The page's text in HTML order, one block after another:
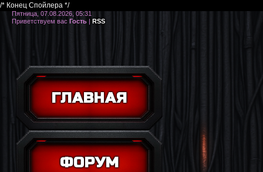
/* Конец Спойлера */
ГЛАВНАЯ
ФОРУМ
Пятница, 07.08.2026, 05:31
Приветствуем вас Гость | RSS